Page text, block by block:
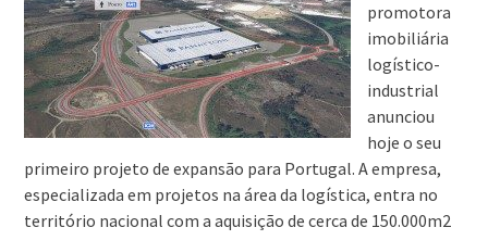
promotora
imobiliária
logístico-
industrial
anunciou
hoje o seu
primeiro projeto de expansão para Portugal. A empresa,
especializada em projetos na área da logística, entra no
território nacional com a aquisição de cerca de 150.000m2